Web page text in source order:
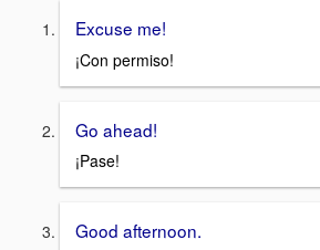
Excuse me!
¡Con permiso!
Go ahead!
¡Pase!
Good afternoon.